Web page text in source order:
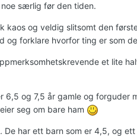
særlig før den tiden.
kaos og veldig slitsomt den
og forklare hvorfor ting er som
et lite
6,5 og 7,5 år gamle og forguder
seg om bare ham
har ett barn som er 4,5, og